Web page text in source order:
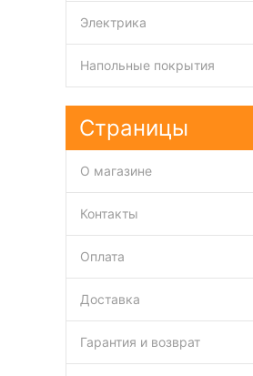
Электрика
Напольные покрытия
Страницы
О магазине
Контакты
Оплата
Доставка
Гарантия и возврат